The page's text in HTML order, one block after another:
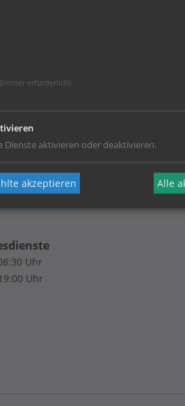
Uhr
Uhr
(immer erforderlich)
Dienste aktivieren oder deaktivieren.
akzeptieren Alle